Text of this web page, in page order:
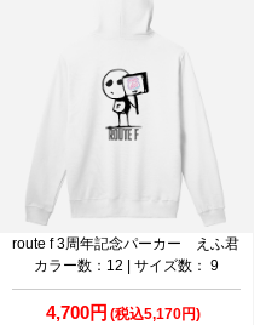
route f 3周年記念パーカー えふ君
カラー数：12 | サイズ数： 9
4,700円 (税込5,170円)